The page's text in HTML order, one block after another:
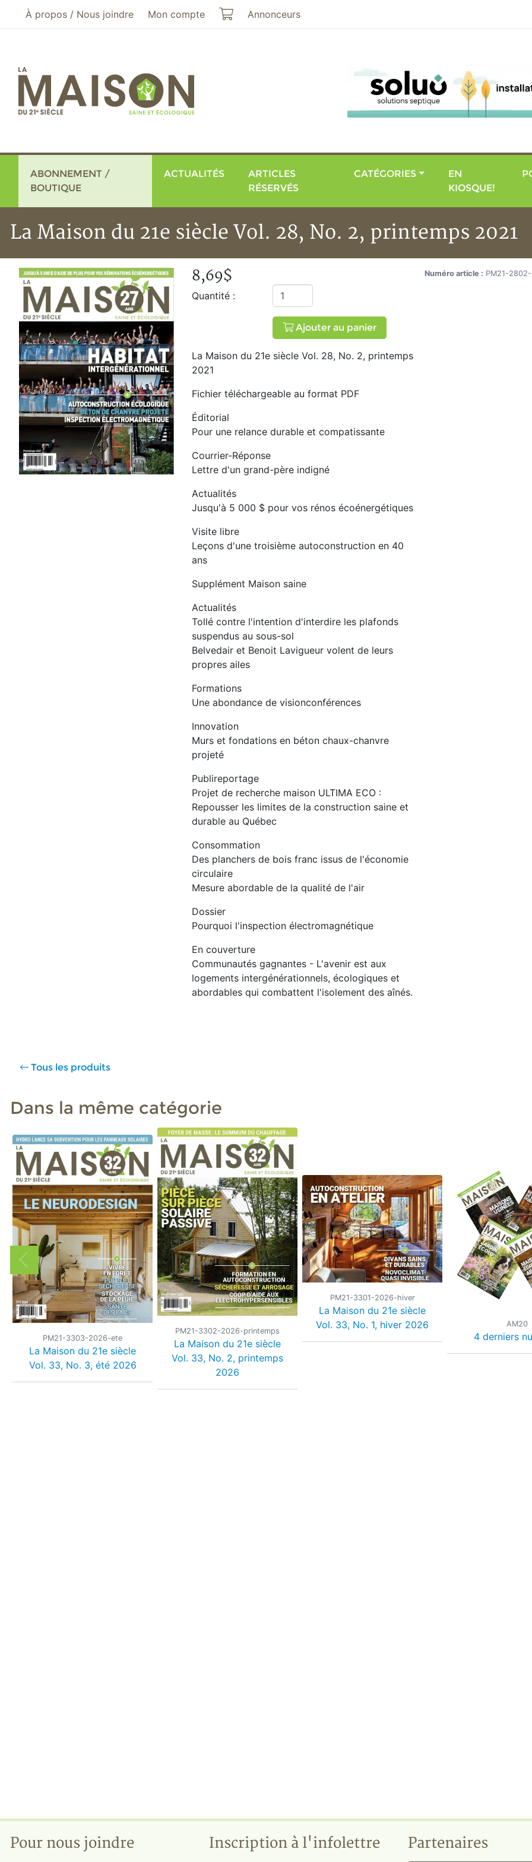
Aller au menu principal
Aller au contenu principal
À propos / Nous joindre Mon compte Mon panier
Annonceurs
ABONNEMENT /
BOUTIQUE
ACTUALITÉS
ARTICLES
RÉSERVÉS
CATÉGORIES
EN
KIOSQUE!
La Maison du 21e siècle Vol. 28, No. 2, printemps 2021
Accueil
Boutique
La Maison du 21e siècle Vol. 28, No. 2, printemps 2021
Numéro article : PM21-
La Maison du 21e siècle Vol. 28, No. 2, printemps 2021
8,69$
Quantité :
Ajouter au panier
La Maison du 21e siècle Vol. 28, No. 2, printemps
2021
Fichier téléchargeable au format PDF
Éditorial
Pour une relance durable et compatissante
Courrier-Réponse
Lettre d'un grand-père indigné
Actualités
Jusqu'à 5 000 $ pour vos rénos écoénergétiques
Visite libre
Leçons d'une troisième autoconstruction en 40
ans
Supplément Maison saine
Actualités
Tollé contre l'intention d'interdire les plafonds
suspendus au sous-sol
Belvedair et Benoit Lavigueur volent de leurs
propres ailes
Formations
Une abondance de visionconférences
Innovation
Murs et fondations en béton chaux-chanvre
projeté
Publireportage
Projet de recherche maison ULTIMA ECO :
Repousser les limites de la construction saine et
durable au Québec
Consommation
Des planchers de bois franc issus de l'économie
circulaire
Mesure abordable de la qualité de l'air
Dossier
Pourquoi l'inspection électromagnétique
En couverture
Communautés gagnantes - L'avenir est aux
logements intergénérationnels, écologiques et
abordables qui combattent l'isolement des aînés.
Tous les produits
Dans la même catégorie
PM21-3303-2026-ete
La Maison du 21e siècle
Vol. 33, No. 3, été 2026
PM21-3302-2026-printemps
La Maison du 21e siècle
Vol. 33, No. 2, printemps
2026
PM21-3301-2026-hiver
La Maison du 21e siècle
Vol. 33, No. 1, hiver 2026
AM20
4 derniers
Pour nous joindre Inscription à l'infolettre Partenaires